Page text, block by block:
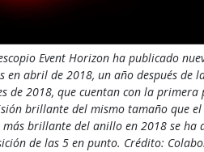
Event Horizon ha publicado
en abril de 2018, un año después de
de 2018, que cuentan con la
brillante del mismo tamaño que
brillante del anillo en 2018 se ha
de las 5 en punto. Crédito: